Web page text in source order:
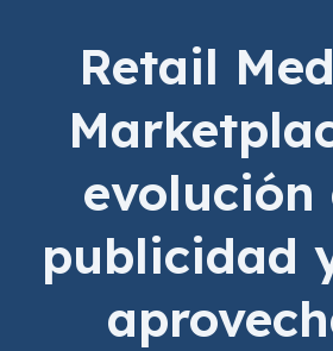
Retail
evolución
publicidad